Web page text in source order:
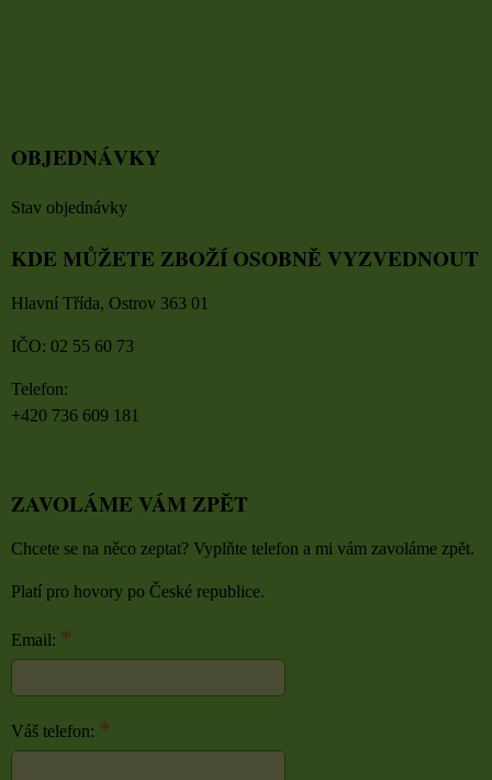
OBJEDNÁVKY
Stav objednávky
KDE MŮŽETE ZBOŽÍ OSOBNĚ VYZVEDNOUT
Hlavní Třída, Ostrov 363 01
IČO: 02 55 60 73
Telefon:
+420 736 609 181
ZAVOLÁME VÁM ZPĚT
Chcete se na něco zeptat? Vyplňte telefon a mi vám zavoláme zpět.
Platí pro hovory po České republice.
Email: *
Váš telefon: *